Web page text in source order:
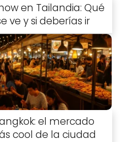
en Tailandia: Qué
ve y si deberías ir
el mercado
cool de la ciudad